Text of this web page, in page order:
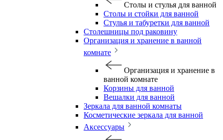
Столы и стулья для ванной
Столы и стойки для ванной
Стулья и табуретки для ванной
Столешницы под раковину
Организация и хранение в ванной
комнате
Организация и хранение в
ванной комнате
Корзины для ванной
Вешалки для ванной
Зеркала для ванной комнаты
Косметические зеркала для ванной
Аксессуары